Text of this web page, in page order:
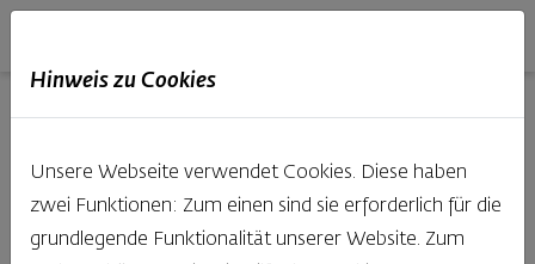
Backstube entdecken
Was gibt es Schöneres, als bei Brot & Gebäck die Qual
Hinweis zu Cookies
Unsere Webseite verwendet Cookies. Diese haben
zwei Funktionen: Zum einen sind sie erforderlich für die
grundlegende Funktionalität unserer Website. Zum